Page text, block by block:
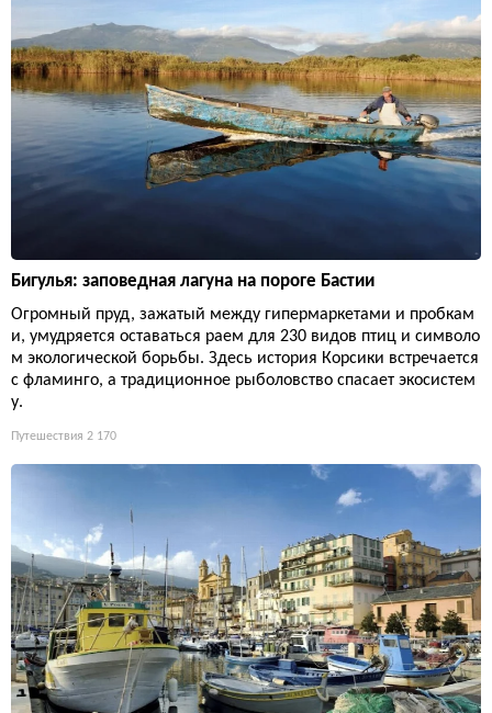
Бигулья: заповедная лагуна на пороге Бастии
Огромный пруд, зажатый между гипермаркетами и пробкам
и, умудряется оставаться раем для 230 видов птиц и символо
м экологической борьбы. Здесь история Корсики встречается
с фламинго, а традиционное рыболовство спасает экосистем
у.
Путешествия 2 170